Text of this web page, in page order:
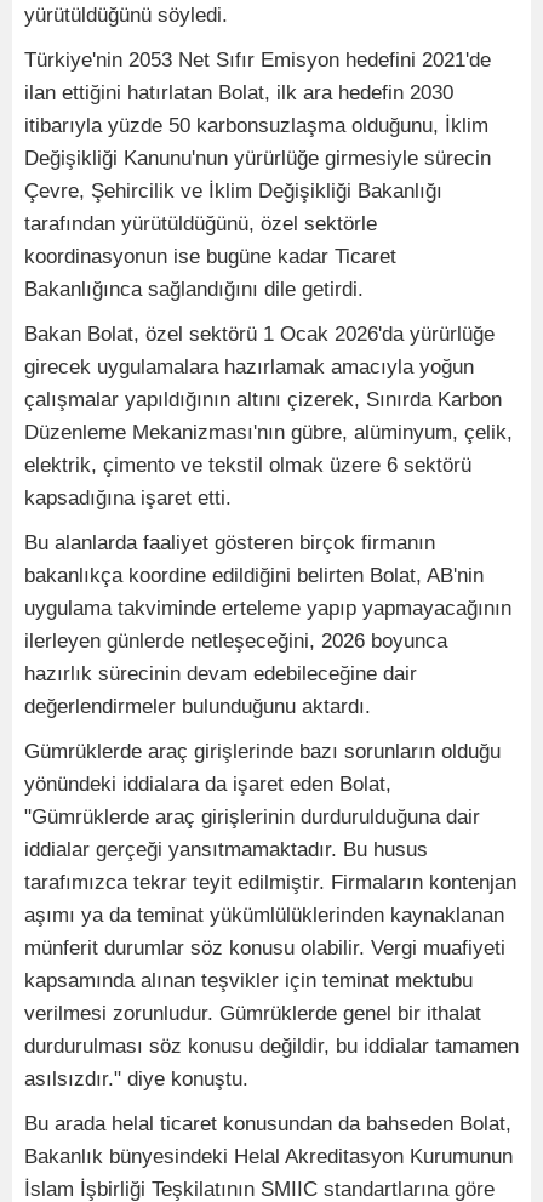
yürütüldüğünü söyledi.
Türkiye'nin 2053 Net Sıfır Emisyon hedefini 2021'de
ilan ettiğini hatırlatan Bolat, ilk ara hedefin 2030
itibarıyla yüzde 50 karbonsuzlaşma olduğunu, İklim
Değişikliği Kanunu'nun yürürlüğe girmesiyle sürecin
Çevre, Şehircilik ve İklim Değişikliği Bakanlığı
tarafından yürütüldüğünü, özel sektörle
koordinasyonun ise bugüne kadar Ticaret
Bakanlığınca sağlandığını dile getirdi.
Bakan Bolat, özel sektörü 1 Ocak 2026'da yürürlüğe
girecek uygulamalara hazırlamak amacıyla yoğun
çalışmalar yapıldığının altını çizerek, Sınırda Karbon
Düzenleme Mekanizması'nın gübre, alüminyum, çelik,
elektrik, çimento ve tekstil olmak üzere 6 sektörü
kapsadığına işaret etti.
Bu alanlarda faaliyet gösteren birçok firmanın
bakanlıkça koordine edildiğini belirten Bolat, AB'nin
uygulama takviminde erteleme yapıp yapmayacağının
ilerleyen günlerde netleşeceğini, 2026 boyunca
hazırlık sürecinin devam edebileceğine dair
değerlendirmeler bulunduğunu aktardı.
Gümrüklerde araç girişlerinde bazı sorunların olduğu
yönündeki iddialara da işaret eden Bolat,
"Gümrüklerde araç girişlerinin durdurulduğuna dair
iddialar gerçeği yansıtmamaktadır. Bu husus
tarafımızca tekrar teyit edilmiştir. Firmaların kontenjan
aşımı ya da teminat yükümlülüklerinden kaynaklanan
münferit durumlar söz konusu olabilir. Vergi muafiyeti
kapsamında alınan teşvikler için teminat mektubu
verilmesi zorunludur. Gümrüklerde genel bir ithalat
durdurulması söz konusu değildir, bu iddialar tamamen
asılsızdır." diye konuştu.
Bu arada helal ticaret konusundan da bahseden Bolat,
Bakanlık bünyesindeki Helal Akreditasyon Kurumunun
İslam İşbirliği Teşkilatının SMIIC standartlarına göre